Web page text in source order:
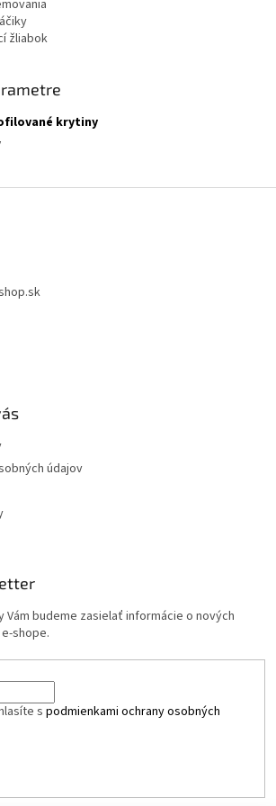
žliabok
krytiny
údajov
Vám budeme zasielať informácie o nových
shope.
s podmienkami ochrany osobných